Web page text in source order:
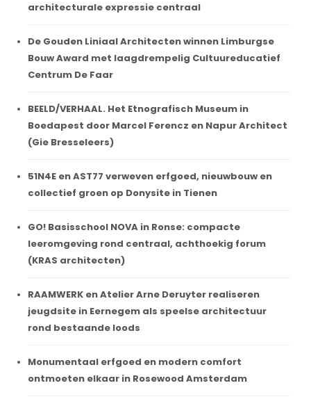
architecturale expressie centraal
De Gouden Liniaal Architecten winnen Limburgse
Bouw Award met laagdrempelig Cultuureducatief
Centrum De Faar
BEELD/VERHAAL. Het Etnografisch Museum in
Boedapest door Marcel Ferencz en Napur Architect
(Gie Bresseleers)
51N4E en AST77 verweven erfgoed, nieuwbouw en
collectief groen op Donysite in Tienen
GO! Basisschool NOVA in Ronse: compacte
leeromgeving rond centraal, achthoekig forum
(KRAS architecten)
RAAMWERK en Atelier Arne Deruyter realiseren
jeugdsite in Eernegem als speelse architectuur
rond bestaande loods
Monumentaal erfgoed en modern comfort
ontmoeten elkaar in Rosewood Amsterdam